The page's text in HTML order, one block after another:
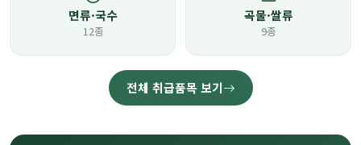
면류·국수
12종
곡물·쌀류
9종
전체 취급품목 보기